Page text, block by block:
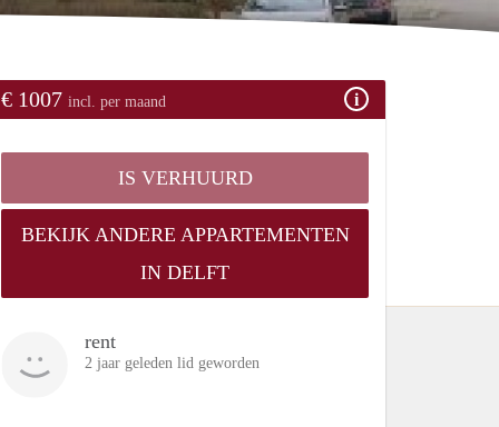
€ 1007 incl. per maand
IS VERHUURD
BEKIJK ANDERE APPARTEMENTEN
IN DELFT
rent
2 jaar geleden lid geworden